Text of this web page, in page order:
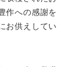
作への感謝を
お供えしてい